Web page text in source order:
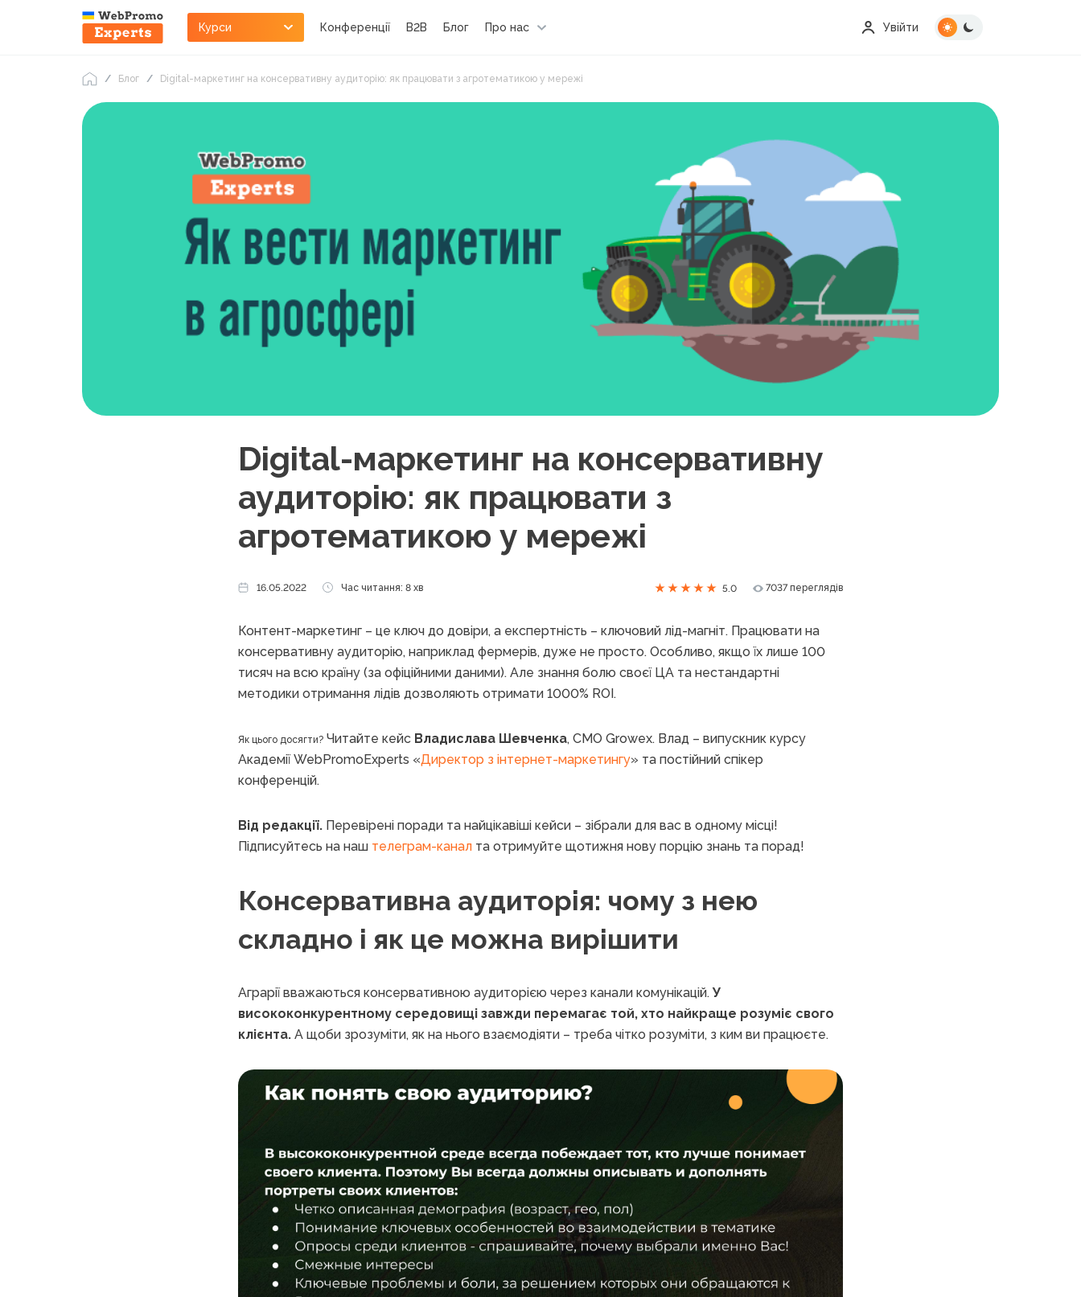
Курси Конференції B2B Блог Про нас Увійти
Блог Digital-маркетинг на консервативну аудиторію: як працювати з агротематикою у мережі
Digital-маркетинг на консервативну
аудиторію: як працювати з
агротематикою у мережі
16.05.2022 Час читання: 8 хв 5.0 7037 переглядів
Контент-маркетинг – це ключ до довіри, а експертність – ключовий лід-магніт. Працювати на
консервативну аудиторію, наприклад фермерів, дуже не просто. Особливо, якщо їх лише 100
тисяч на всю країну (за офіційними даними). Але знання болю своєї ЦА та нестандартні
методики отримання лідів дозволяють отримати 1000% ROI.
Як цього досягти? Читайте кейс Владислава Шевченка, CMO Growex. Влад – випускник курсу
Академії WebPromoExperts «Директор з інтернет-маркетингу» та постійний спікер
конференцій.
Від редакції. Перевірені поради та найцікавіші кейси – зібрали для вас в одному місці!
Підписуйтесь на наш телеграм-канал та отримуйте щотижня нову порцію знань та порад!
Консервативна аудиторія: чому з нею
складно і як це можна вирішити
Аграрії вважаються консервативною аудиторією через канали комунікацій.У
висококонкурентному середовищі завжди перемагає той, хто найкраще розуміє свого
клієнта. А щоби зрозуміти, як на нього взаємодіяти – треба чітко розуміти, з ким ви працюєте.